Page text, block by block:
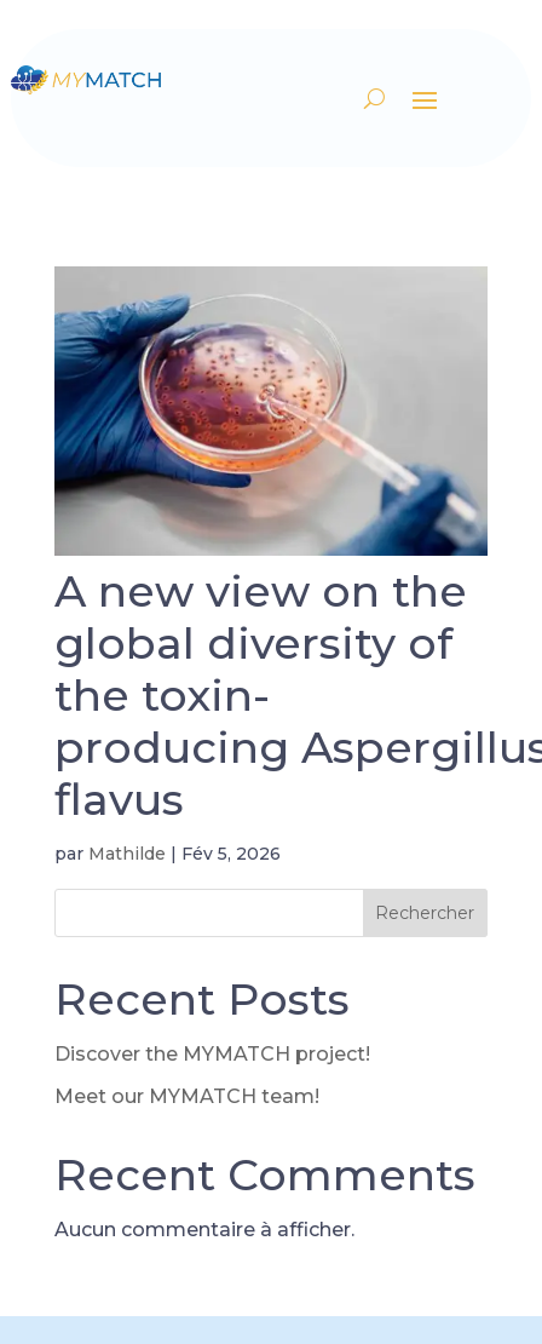
A new view on the
global diversity of
the toxin-
producing
flavus
par Mathilde | Fév 5, 2026
Rechercher
Recent Posts
Discover the MYMATCH project!
Meet our MYMATCH team!
Recent Comments
Aucun commentaire à afficher.